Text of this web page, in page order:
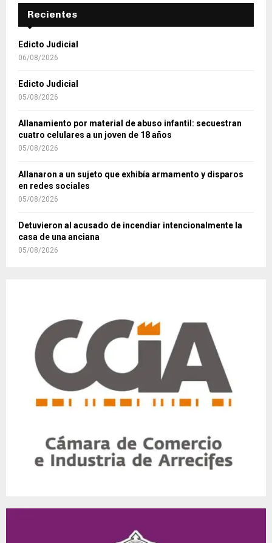
Recientes
Edicto Judicial
06/08/2026
Edicto Judicial
05/08/2026
Allanamiento por material de abuso infantil: secuestran
cuatro celulares a un joven de 18 años
05/08/2026
Allanaron a un sujeto que exhibía armamento y disparos
en redes sociales
05/08/2026
Detuvieron al acusado de incendiar intencionalmente la
casa de una anciana
05/08/2026